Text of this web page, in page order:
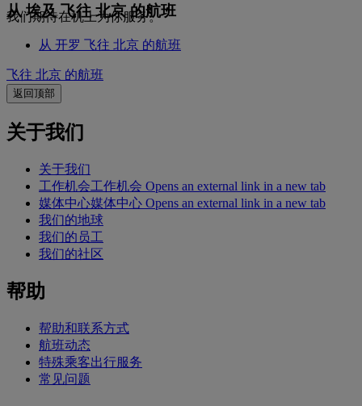
我们期待在机上为你服务。
从 埃及 飞往 北京 的航班
从 开罗 飞往 北京 的航班
飞往 北京 的航班
返回顶部
关于我们
关于我们
工作机会工作机会 Opens an external link in a new tab
媒体中心媒体中心 Opens an external link in a new tab
我们的地球
我们的员工
我们的社区
帮助
帮助和联系方式
航班动态
特殊乘客出行服务
常见问题